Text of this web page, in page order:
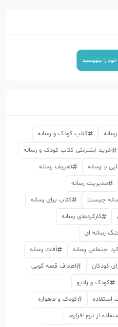
را بنویسید
کتاب کودک و رسانه
خرید اینترنتی کتاب کودک و رسانه
با رسانه
تعریف رسانه
مدیریت رسانه
چیست
کتاب برای رسانه
کارکردهای رسانه
رسانه ای
اجتماعی رسانه
آفات رسانه
کودکان
اهداف قصه گویی
کودک و رادیو
استفاده
کودک و ماهواره
از نرم افزارها